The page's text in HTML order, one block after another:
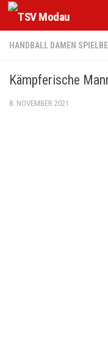
Zum Inhalt springen
HANDBALL DAMEN
Kämpferische
8. NOVEMBER 2021